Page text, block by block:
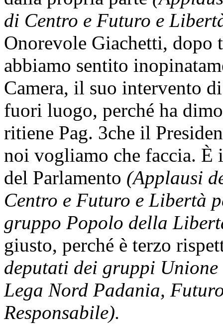
di Centro e Futuro e
Onorevole Giachetti, dopo
abbiamo sentito
Camera, il suo intervento
fuori luogo, perché ha
ritiene Pag. 3che il
noi vogliamo che faccia. È
del Parlamento (Applausi
Centro e Futuro e Libertà
gruppo Popolo della
giusto, perché è terzo
deputati dei gruppi
Lega Nord Padania,
Responsabile).